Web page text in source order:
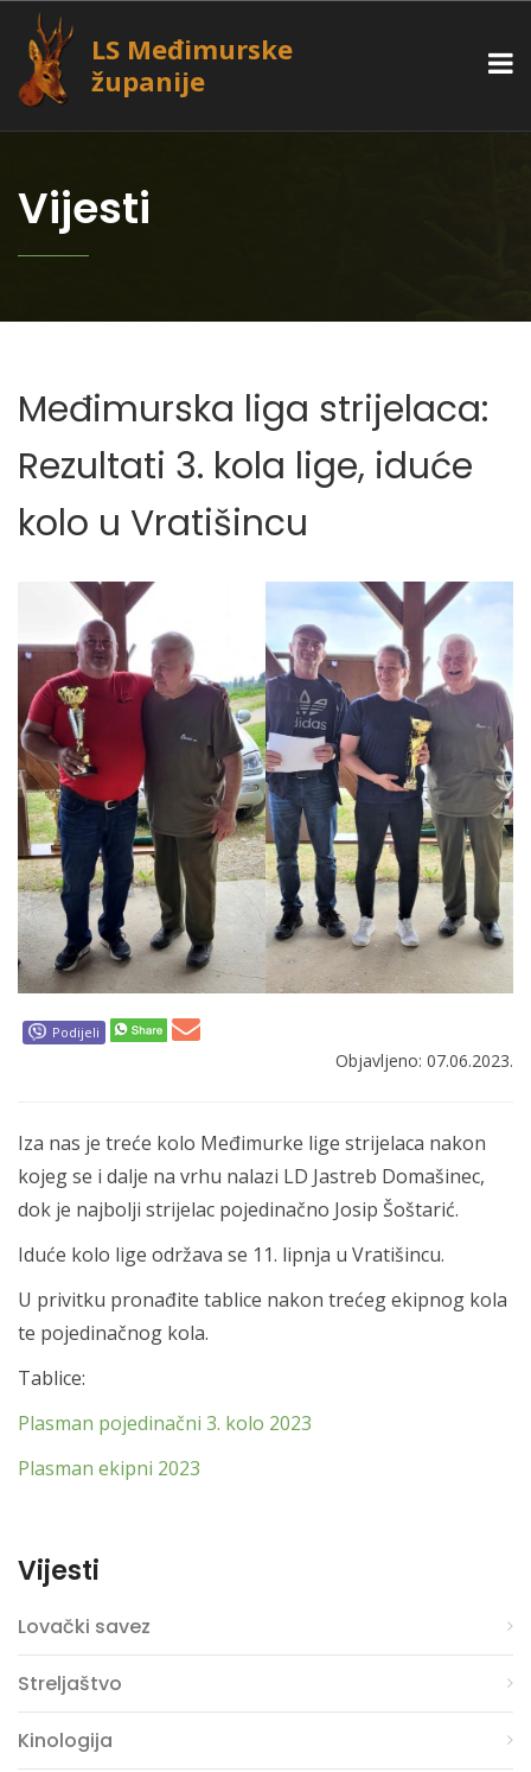
LS Međimurske
županije
Vijesti
Međimurska liga strijelaca:
Rezultati 3. kola lige, iduće
kolo u Vratišincu
Podijeli
Objavljeno: 07.06.2023.
Iza nas je treće kolo Međimurke lige strijelaca nakon
kojeg se i dalje na vrhu nalazi LD Jastreb Domašinec,
dok je najbolji strijelac pojedinačno Josip Šoštarić.
Iduće kolo lige održava se 11. lipnja u Vratišincu.
U privitku pronađite tablice nakon trećeg ekipnog kola
te pojedinačnog kola.
Tablice:
Plasman pojedinačni 3. kolo 2023
Plasman ekipni 2023
Vijesti
Lovački savez
Streljaštvo
Kinologija